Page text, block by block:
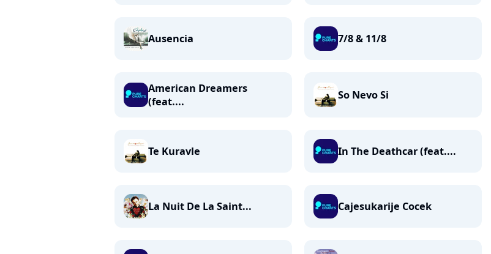
Ausencia 7/8 & 11/8
American Dreamers
(feat....
So Nevo Si
Te Kuravle In The Deathcar (feat....
La Nuit De La Saint... Cajesukarije Cocek